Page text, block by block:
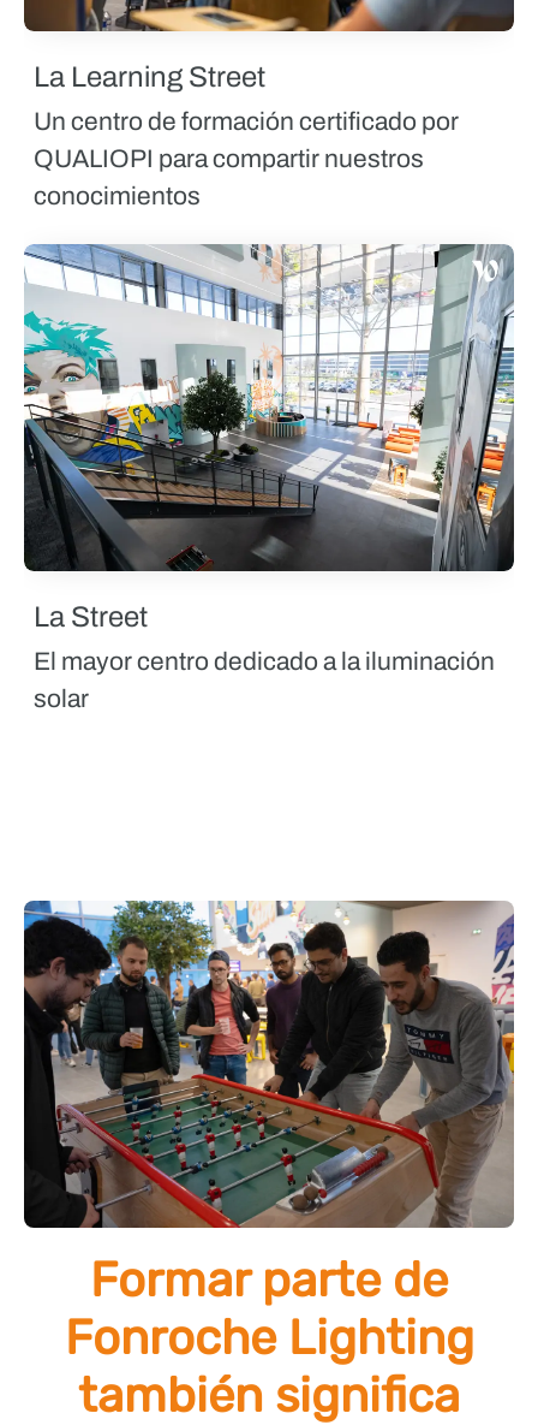
La Learning Street
Un centro de formación certificado por
QUALIOPI para compartir nuestros
conocimientos
La Street
El mayor centro dedicado a la iluminación
solar
Formar parte de
Fonroche Lighting
también significa